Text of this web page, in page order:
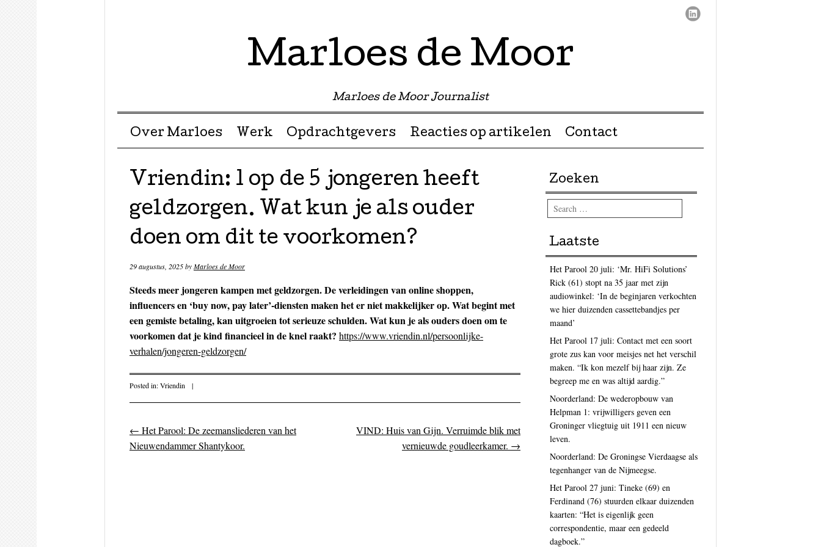
Marloes de Moor
Marloes de Moor Journalist
Menu ☰
Skip to content
Over Marloes Werk Opdrachtgevers Reacties op artikelen Contact
Vriendin: 1 op de 5 jongeren heeft
geldzorgen. Wat kun je als ouder
doen om dit te voorkomen?
29 augustus, 2025byMarloes de Moor
Steeds meer jongeren kampen met geldzorgen. De verleidingen van online shoppen,
influencers en ‘buy now, pay later’-diensten maken het er niet makkelijker op. Wat begint met
een gemiste betaling, kan uitgroeien tot serieuze schulden. Wat kun je als ouders doen om te
voorkomen dat je kind financieel in de knel raakt? https://www.vriendin.nl/persoonlijke-
verhalen/jongeren-geldzorgen/
Posted in:Vriendin |
Post navigation
← Het Parool: De zeemansliederen van het
Nieuwendammer Shantykoor.
VIND: Huis van Gijn. Verruimde blik met
vernieuwde goudleerkamer. →
Zoeken
Search
Laatste
Het Parool 20 juli: ‘Mr. HiFi Solutions’
Rick (61) stopt na 35 jaar met zijn
audiowinkel: ‘In de beginjaren verkochten
we hier duizenden cassettebandjes per
maand’
Het Parool 17 juli: Contact met een soort
grote zus kan voor meisjes net het verschil
maken. “Ik kon mezelf bij haar zijn. Ze
begreep me en was altijd aardig.”
Noorderland: De wederopbouw van
Helpman 1: vrijwilligers geven een
Groninger vliegtuig uit 1911 een nieuw
leven.
Noorderland: De Groningse Vierdaagse als
tegenhanger van de Nijmeegse.
Het Parool 27 juni: Tineke (69) en
Ferdinand (76) stuurden elkaar duizenden
kaarten: “Het is eigenlijk geen
correspondentie, maar een gedeeld
dagboek.”